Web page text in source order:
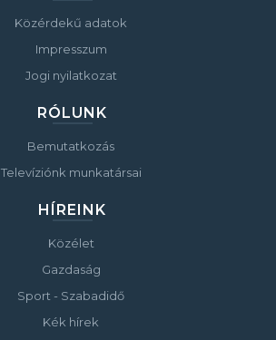
Közérdekű adatok
Impresszum
Jogi nyilatkozat
RÓLUNK
Bemutatkozás
Televíziónk munkatársai
HÍREINK
Közélet
Gazdaság
Sport - Szabadidő
Kék hírek